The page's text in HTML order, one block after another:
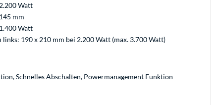
2.200 Watt
145 mm
1.400 Watt
190 x 210 mm bei 2.200 Watt (max. 3.700 Watt)
Schnelles Abschalten, Powermanagement Funktion